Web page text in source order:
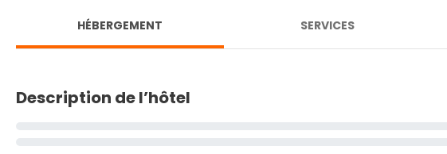
HÉBERGEMENT SERVICES
Description de l’hôtel